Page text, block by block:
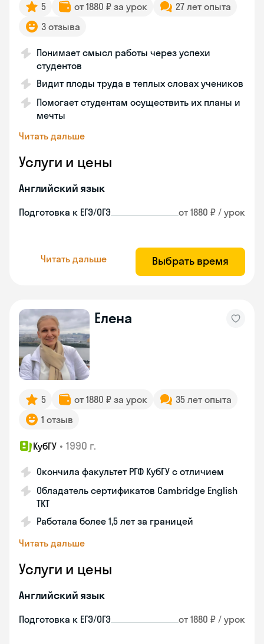
5 от 1880 ₽ за урок
27 лет опыта
3 отзыва
Понимает смысл работы через успехи
студентов
Видит плоды труда в теплых словах учеников
Помогает студентам осуществить их планы и
мечты
Читать дальше
Услуги и цены
Английский язык
Подготовка к ЕГЭ/ОГЭ от 1880 ₽ / урок
Читать дальше Выбрать время
Елена
5 от 1880 ₽ за урок
35 лет опыта
1 отзыв
КубГУ • 1990 г.
Окончила факультет РГФ КубГУ с отличием
Обладатель сертификатов Cambridge English
TKT
Работала более 1,5 лет за границей
Читать дальше
Услуги и цены
Английский язык
Подготовка к ЕГЭ/ОГЭ от 1880 ₽ / урок